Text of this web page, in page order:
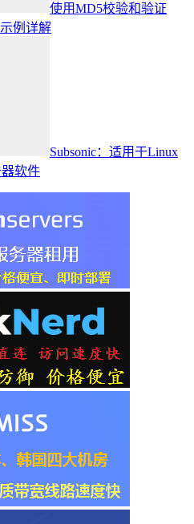
使用MD5校验和验证
例详解
Subsonic：适用于Linux
软件